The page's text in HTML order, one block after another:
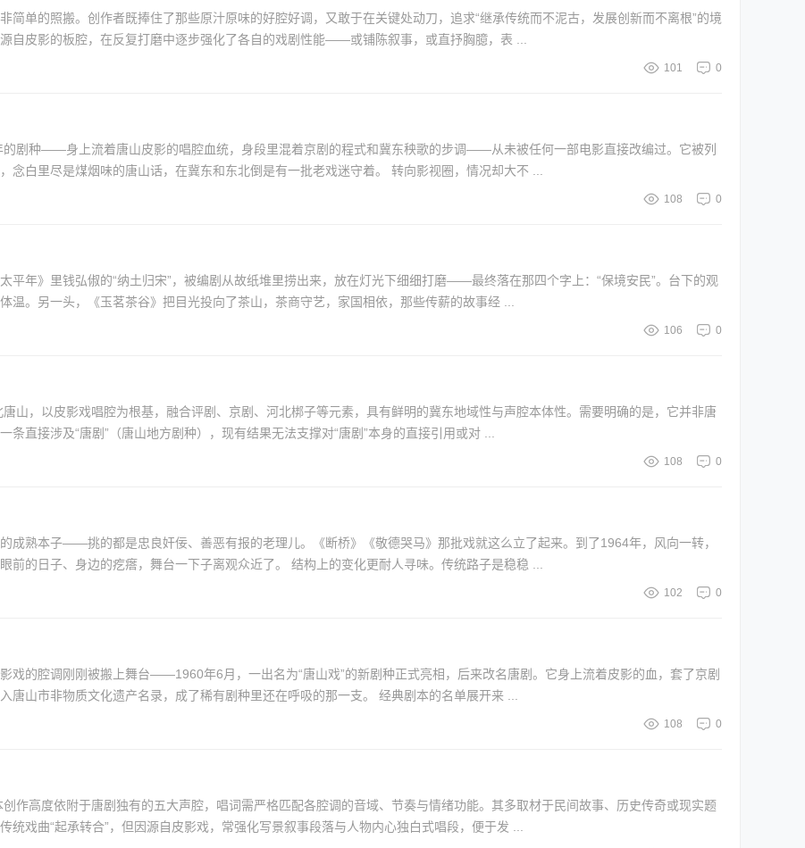
简单的照搬。创作者既捧住了那些原汁原味的好腔好调，又敢于在关键处动刀，追求“继承传统而不泥古，发展创新而不离根”的境
自皮影的板腔，在反复打磨中逐步强化了各自的戏剧性能——或铺陈叙事，或直抒胸臆，表 ...
0
101
剧种——身上流着唐山皮影的唱腔血统，身段里混着京剧的程式和冀东秧歌的步调——从未被任何一部电影直接改编过。它被列
入唐山市非遗名录，属于稀有剧种，曲调婉转、板式繁复，念白里尽是煤烟味的唐山话，在冀东和东北倒是有一批老戏迷守着。 转向影视圈，情况却大不 ...
0
108
平年》里钱弘俶的“纳土归宋”，被编剧从故纸堆里捞出来，放在灯光下细细打磨——最终落在那四个字上：“保境安民”。台下的观
温。另一头，《玉茗茶谷》把目光投向了茶山，茶商守艺，家国相依，那些传薪的故事经 ...
0
106
山，以皮影戏唱腔为根基，融合评剧、京剧、河北梆子等元素，具有鲜明的冀东地域性与声腔本体性。需要明确的是，它并非唐
直接涉及“唐剧”（唐山地方剧种），现有结果无法支撑对“唐剧”本身的直接引用或对 ...
0
108
成熟本子——挑的都是忠良奸佞、善恶有报的老理儿。《断桥》《敬德哭马》那批戏就这么立了起来。到了1964年，风向一转，
现代题材被推到前排。戏里的人换上了布衣工装，讲的是眼前的日子、身边的疙瘩，舞台一下子离观众近了。 结构上的变化更耐人寻味。传统路子是稳稳 ...
0
102
戏的腔调刚刚被搬上舞台——1960年6月，一出名为“唐山戏”的新剧种正式亮相，后来改名唐剧。它身上流着皮影的血，套了京剧
的程式，脚下踩着冀东秧歌的步点。如今，这棵老树被列入唐山市非物质文化遗产名录，成了稀有剧种里还在呼吸的那一支。 经典剧本的名单展开来 ...
0
108
戏曲“起承转合”，但因源自皮影戏，常强化写景叙事段落与人物内心独白式唱段，便于发 ...